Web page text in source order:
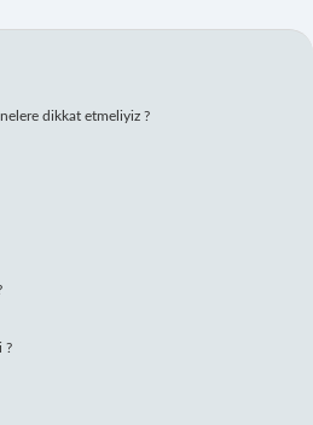
dikkat etmeliyiz ?
?